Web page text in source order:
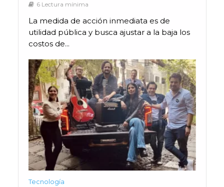
6 Lectura mínima
La medida de acción inmediata es de
utilidad pública y busca ajustar a la baja los
costos de...
Tecnología